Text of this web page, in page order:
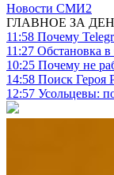
Новости СМИ2
ГЛАВНОЕ ЗА
11:58 Почему
11:27 Обстановка
10:25 Почему не
14:58 Поиск Героя
12:57 Усольцевы: